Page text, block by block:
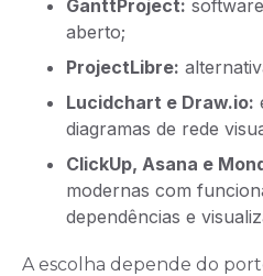
GanttProject:
aberto;
ProjectLibre:
Lucidchart e Draw.io:
diagramas de rede
ClickUp, Asana e
modernas com
dependências e
A escolha depende do